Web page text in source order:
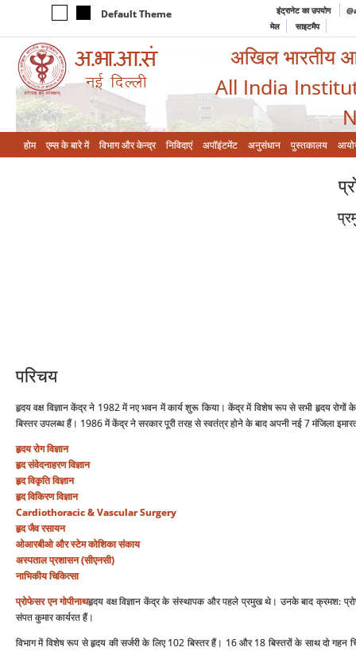
Default Theme इंट्रानेट का उपयोग
मेल
साइटमैप
अखिल भारतीय
All India
होम एम्‍स के बारे में विभाग और केन्‍द्र निविदाएं अपॉइंटमेंट अनुसंधान पुस्तकालय
परिचय
हृदय वक्ष विज्ञान केंद्र ने 1982 में नए भवन में कार्य शुरू किया। केंद्र में विशेष रूप से सभी हृदय
बिस्‍तर उपलब्‍ध हैं। 1986 में केंद्र ने सरकार पूरी तरह से स्वतंत्र होने के बाद अपनी नई 7 मंजिला
हृदय रोग विज्ञान
हृद संवेदनाहरण विज्ञान
हृद विकृति विज्ञान
हृद विकिरण विज्ञान
Cardiothoracic & Vascular Surgery
हृद जैव रसायन
ओआरबीओ और स्‍टेम कोशिका संकाय
अस्‍पताल प्रशासन (सीएनसी)
नाभिकीय चिकित्‍सा
प्रोफेसर एन गोपीनाथहृदय वक्ष विज्ञान केंद्र के संस्थापक और पहले प्रमुख थे। उनके बाद क्रमश:
संपत कुमार कार्यरत हैं।
विभाग में विशेष रूप से हृदय की सर्जरी के लिए 102 बिस्‍तर हैं। 16 और 18 बिस्तरों के साथ दो गहन